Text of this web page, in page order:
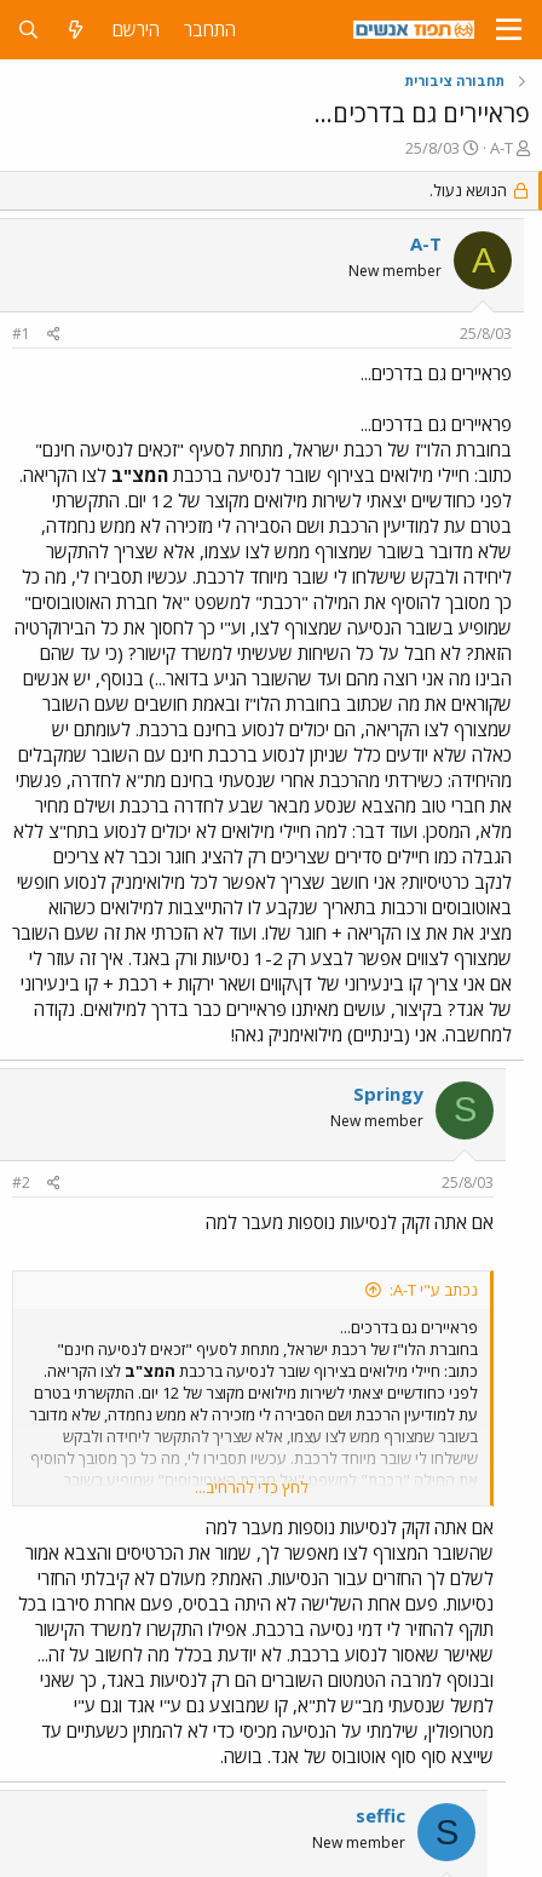
התחבר הירשם
תחבורה ציבורית
פראיירים גם בדרכים...
פ
ו
ת
ח
נ
A-T
פ
ו
ר
ס
ב
ת
י
ך
25/8/03
הנושא נעול.
A
A-T
New member
25/8/03
#1
פראיירים גם בדרכים...
פראיירים גם בדרכים...
בחוברת הלו"ז של רכבת ישראל, מתחת לסעיף "זכאים לנסיעה חינם"
כתוב: חיילי מילואים בצירוף שובר לנסיעה ברכבת המצ"ב לצו הקריאה.
לפני כחודשיים יצאתי לשירות מילואים מקוצר של 12 יום. התקשרתי
בטרם עת למודיעין הרכבת ושם הסבירה לי מזכירה לא ממש נחמדה,
שלא מדובר בשובר שמצורף ממש לצו עצמו, אלא שצריך להתקשר
ליחידה ולבקש שישלחו לי שובר מיוחד לרכבת. עכשיו תסבירו לי, מה כל
כך מסובך להוסיף את המילה "רכבת" למשפט "אל חברת האוטובוסים"
שמופיע בשובר הנסיעה שמצורף לצו, וע"י כך לחסוך את כל הבירוקרטיה
הזאת? לא חבל על כל השיחות שעשיתי למשרד קישור? (כי עד שהם
הבינו מה אני רוצה מהם ועד שהשובר הגיע בדואר...) בנוסף, יש אנשים
שקוראים את מה שכתוב בחוברת הלו"ז ובאמת חושבים שעם השובר
שמצורף לצו הקריאה, הם יכולים לנסוע בחינם ברכבת. לעומתם יש
כאלה שלא יודעים כלל שניתן לנסוע ברכבת חינם עם השובר שמקבלים
מהיחידה: כשירדתי מהרכבת אחרי שנסעתי בחינם מת"א לחדרה, פגשתי
את חברי טוב מהצבא שנסע מבאר שבע לחדרה ברכבת ושילם מחיר
מלא, המסכן. ועוד דבר: למה חיילי מילואים לא יכולים לנסוע בתח"צ ללא
הגבלה כמו חיילים סדירים שצריכים רק להציג חוגר וכבר לא צריכים
לנקב כרטיסיות? אני חושב שצריך לאפשר לכל מילואימניק לנסוע חופשי
באוטובוסים ורכבות בתאריך שנקבע לו להתייצבות למילואים כשהוא
מציג את את צו הקריאה + חוגר שלו. ועוד לא הזכרתי את זה שעם השובר
שמצורף לצווים אפשר לבצע רק 1-2 נסיעות ורק באגד. איך זה עוזר לי
אם אני צריך קו בינעירוני של דן\קווים ושאר ירקות + רכבת + קו בינעירוני
של אגד? בקיצור, עושים מאיתנו פראיירים כבר בדרך למילואים. נקודה
למחשבה. אני (בינתיים) מילואימניק גאה!
S
Springy
New member
25/8/03
#2
אם אתה זקוק לנסיעות נוספות מעבר למה
נכתב ע"י A-T:
פראיירים גם בדרכים...
בחוברת הלו"ז של רכבת ישראל, מתחת לסעיף "זכאים לנסיעה חינם"
כתוב: חיילי מילואים בצירוף שובר לנסיעה ברכבת המצ"ב לצו הקריאה.
לפני כחודשיים יצאתי לשירות מילואים מקוצר של 12 יום. התקשרתי בטרם
עת למודיעין הרכבת ושם הסבירה לי מזכירה לא ממש נחמדה, שלא מדובר
בשובר שמצורף ממש לצו עצמו, אלא שצריך להתקשר ליחידה ולבקש
שישלחו לי שובר מיוחד לרכבת. עכשיו תסבירו לי, מה כל כך מסובך להוסיף
את המילה "רכבת" למשפט "אל חברת האוטובוסים" שמופיע בשובר
הנסיעה שמצורף לצו, וע"י כך לחסוך את כל הבירוקרטיה הזאת? לא חבל
על כל השיחות שעשיתי למשרד קישור? (כי עד שהם הבינו מה אני רוצה
מהם ועד שהשובר הגיע בדואר...) בנוסף, יש אנשים שקוראים את מה
שכתוב בחוברת הלו"ז ובאמת חושבים שעם השובר שמצורף לצו הקריאה,
הם יכולים לנסוע בחינם ברכבת. לעומתם יש כאלה שלא יודעים כלל שניתן
לנסוע ברכבת חינם עם השובר שמקבלים מהיחידה: כשירדתי מהרכבת
אחרי שנסעתי בחינם מת"א לחדרה, פגשתי את חברי טוב מהצבא שנסע
מבאר שבע לחדרה ברכבת ושילם מחיר מלא, המסכן. ועוד דבר: למה חיילי
מילואים לא יכולים לנסוע בתח"צ ללא הגבלה כמו חיילים סדירים שצריכים
רק להציג חוגר וכבר לא צריכים לנקב כרטיסיות? אני חושב שצריך לאפשר
לכל מילואימניק לנסוע חופשי באוטובוסים ורכבות בתאריך שנקבע לו
להתייצבות למילואים כשהוא מציג את את צו הקריאה + חוגר שלו. ועוד לא
ורק באגד. איך זה עוזר לי אם אני צריך קו בינעירוני של דן\קווים ושאר ירקות
+ רכבת + קו בינעירוני של אגד? בקיצור, עושים מאיתנו פראיירים כבר
בדרך למילואים. נקודה למחשבה. אני (בינתיים) מילואימניק גאה!
לחץ כדי להרחיב...
אם אתה זקוק לנסיעות נוספות מעבר למה
שהשובר המצורף לצו מאפשר לך, שמור את הכרטיסים והצבא אמור
לשלם לך החזרים עבור הנסיעות. האמת? מעולם לא קיבלתי החזרי
נסיעות. פעם אחת השלישה לא היתה בבסיס, פעם אחרת סירבו בכל
תוקף להחזיר לי דמי נסיעה ברכבת. אפילו התקשרו למשרד הקישור
שאישר שאסור לנסוע ברכבת. לא יודעת בכלל מה לחשוב על זה...
ובנוסף למרבה הטמטום השוברים הם רק לנסיעות באגד, כך שאני
למשל שנסעתי מב"ש לת"א, קו שמבוצע גם ע"י אגד וגם ע"י
מטרופולין, שילמתי על הנסיעה מכיסי כדי לא להמתין כשעתיים עד
שייצא סוף סוף אוטובוס של אגד. בושה.
S
seffic
New member